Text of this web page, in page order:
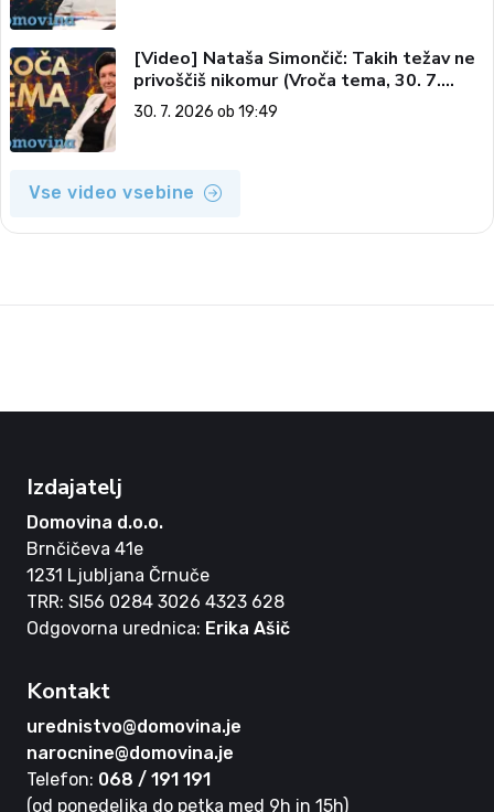
[Video] Nataša Simončič: Takih težav ne
privoščiš nikomur (Vroča tema, 30. 7.
2026)
30. 7. 2026 ob 19:49
Vse video vsebine
Izdajatelj
Domovina d.o.o.
Brnčičeva 41e
1231 Ljubljana Črnuče
TRR: SI56 0284 3026 4323 628
Odgovorna urednica: Erika Ašič
Kontakt
urednistvo@domovina.je
narocnine@domovina.je
Telefon: 068 / 191 191
(od ponedeljka do petka med 9h in 15h)